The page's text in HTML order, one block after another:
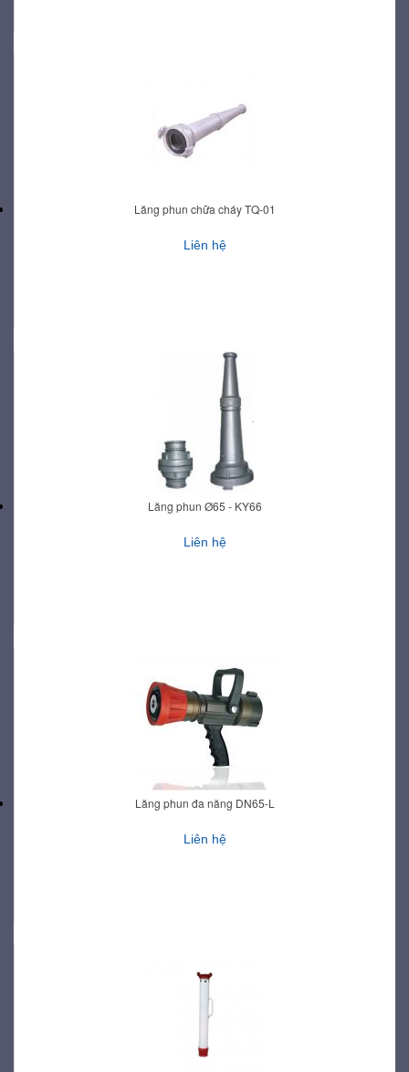
Lăng phun chữa cháy TQ-01
Liên hệ
Lăng phun Ø65 - KY66
Liên hệ
Lăng phun đa năng DN65-L
Liên hệ